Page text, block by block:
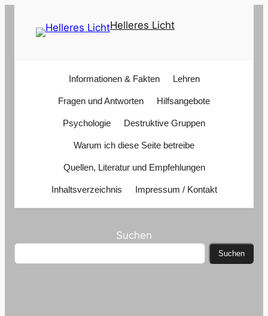
Helleres Licht
Informationen & Fakten Lehren
Fragen und Antworten Hilfsangebote
Psychologie Destruktive Gruppen
Warum ich diese Seite betreibe
Quellen, Literatur und Empfehlungen
Inhaltsverzeichnis Impressum / Kontakt
Suchen
Suchen